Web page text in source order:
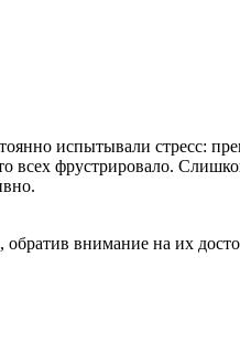
испытывали стресс:
всех фрустрировало.
внимание на их